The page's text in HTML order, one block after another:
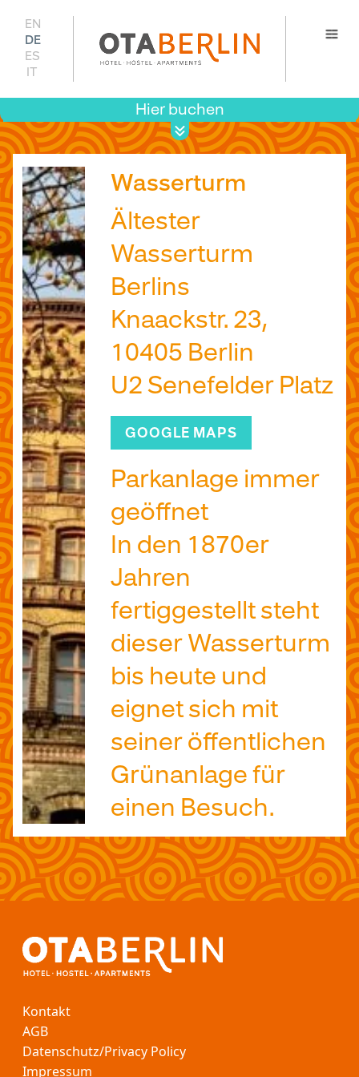
EN
DE
ES
IT
Hier buchen
Wasserturm
Ältester
Wasserturm
Berlins
Knaackstr. 23,
10405 Berlin
U2 Senefelder Platz
GOOGLE MAPS
Parkanlage immer
geöffnet
In den 1870er
Jahren
fertiggestellt steht
dieser Wasserturm
bis heute und
eignet sich mit
seiner öffentlichen
Grünanlage für
einen Besuch.
Kontakt
AGB
Datenschutz/Privacy Policy
Impressum